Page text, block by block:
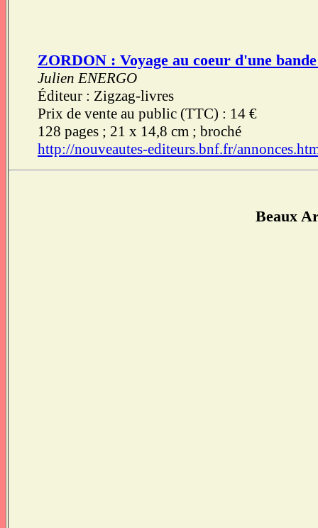
ZORDON : Voyage au coeur d'une
Julien ENERGO
Éditeur : Zigzag-livres
Prix de vente au public (TTC) : 14 €
128 pages ; 21 x 14,8 cm ; broché
http://nouveautes-editeurs.bnf.fr/
Beaux